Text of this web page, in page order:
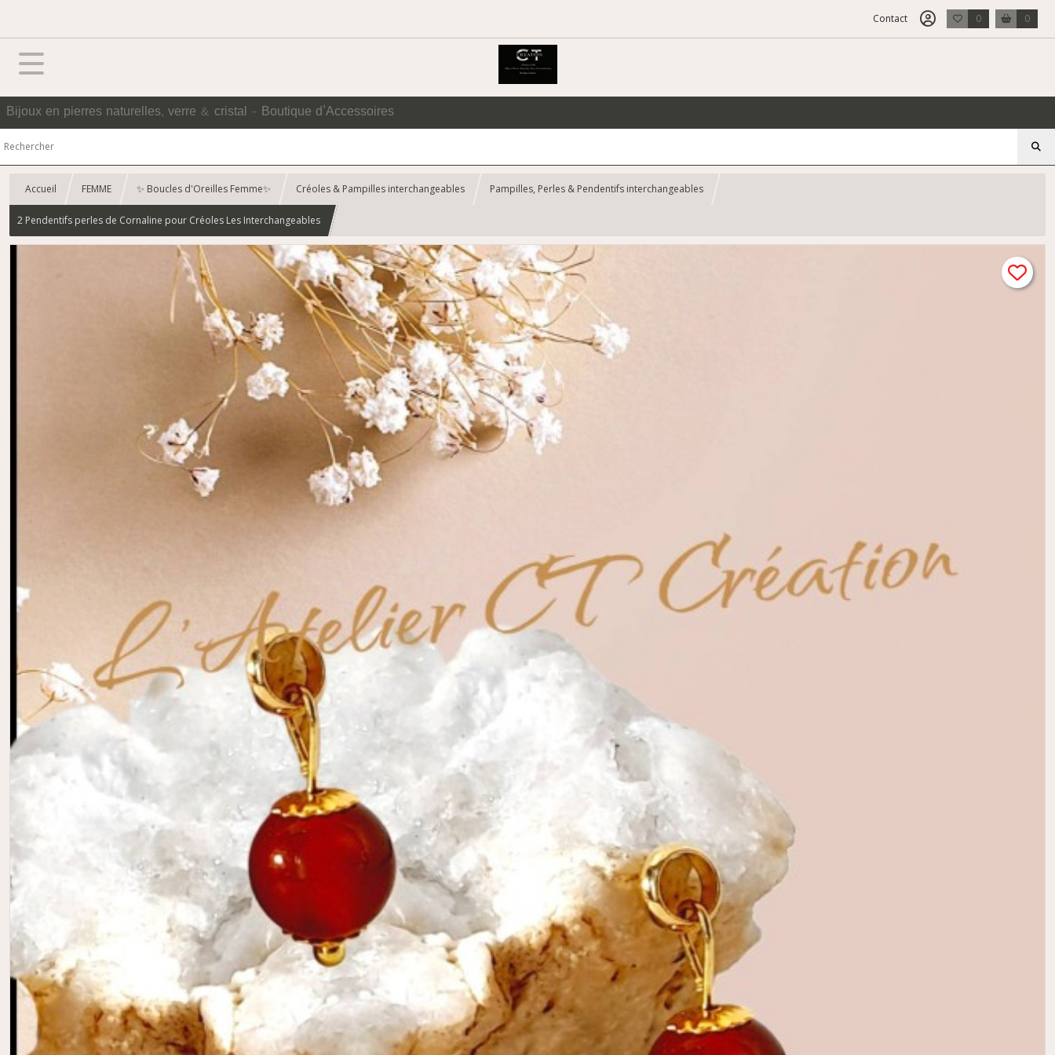
Contact 0 0
Bijoux en pierres naturelles, verre & cristal - Boutique d'Accessoires
Accueil FEMME ✨ Boucles d'Oreilles Femme✨ Créoles & Pampilles interchangeables Pampilles, Perles & Pendentifs interchangeables
2 Pendentifs perles de Cornaline pour Créoles Les Interchangeables